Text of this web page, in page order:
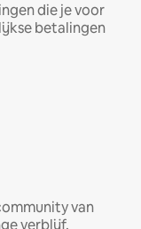
die je voor
betalingen
van
verblijf.